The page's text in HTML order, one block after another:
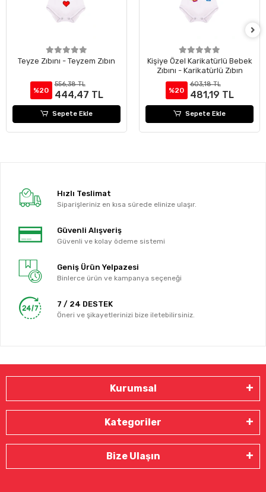
Teyze Zıbını - Teyzem Zıbın
%20
556,38 TL
444,47 TL
Sepete Ekle
Kişiye Özel Karikatürlü Bebek
Zıbını - Karikatürlü Zıbın
%20
603,18 TL
481,19 TL
Sepete Ekle
Hızlı Teslimat
Siparişleriniz en kısa sürede elinize ulaşır.
Güvenli Alışveriş
Güvenli ve kolay ödeme sistemi
Geniş Ürün Yelpazesi
Binlerce ürün ve kampanya seçeneği
7 / 24 DESTEK
Öneri ve şikayetlerinizi bize iletebilirsiniz.
Kurumsal
Kategoriler
Bize Ulaşın